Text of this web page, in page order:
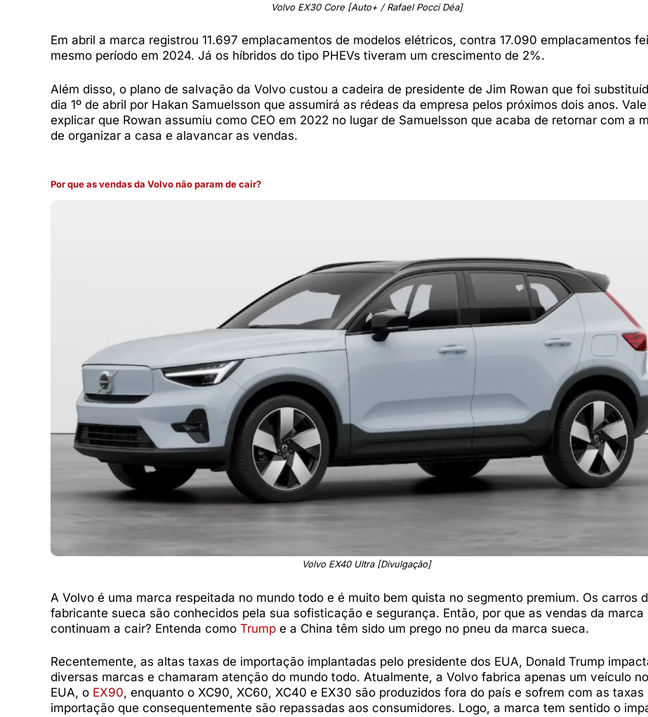
Volvo EX30 Core [Auto+ / Rafael Pocci Déa]
Em abril a marca registrou 11.697 emplacamentos de modelos elétricos, contra 17.090 emplacamentos
mesmo período em 2024. Já os híbridos do tipo PHEVs tiveram um crescimento de 2%.
Além disso, o plano de salvação da Volvo custou a cadeira de presidente de Jim Rowan que foi
dia 1º de abril por Hakan Samuelsson que assumirá as rédeas da empresa pelos próximos dois anos. Vale
explicar que Rowan assumiu como CEO em 2022 no lugar de Samuelsson que acaba de retornar com a
de organizar a casa e alavancar as vendas.
Por que as vendas da Volvo não param de cair?
Volvo EX40 Ultra [Divulgação]
A Volvo é uma marca respeitada no mundo todo e é muito bem quista no segmento premium. Os carros
fabricante sueca são conhecidos pela sua sofisticação e segurança. Então, por que as vendas da marca
continuam a cair? Entenda como Trump e a China têm sido um prego no pneu da marca sueca.
Recentemente, as altas taxas de importação implantadas pelo presidente dos EUA, Donald Trump
diversas marcas e chamaram atenção do mundo todo. Atualmente, a Volvo fabrica apenas um veículo
EUA, o EX90, enquanto o XC90, XC60, XC40 e EX30 são produzidos fora do país e sofrem com as taxas
importação que consequentemente são repassadas aos consumidores. Logo, a marca tem sentido o